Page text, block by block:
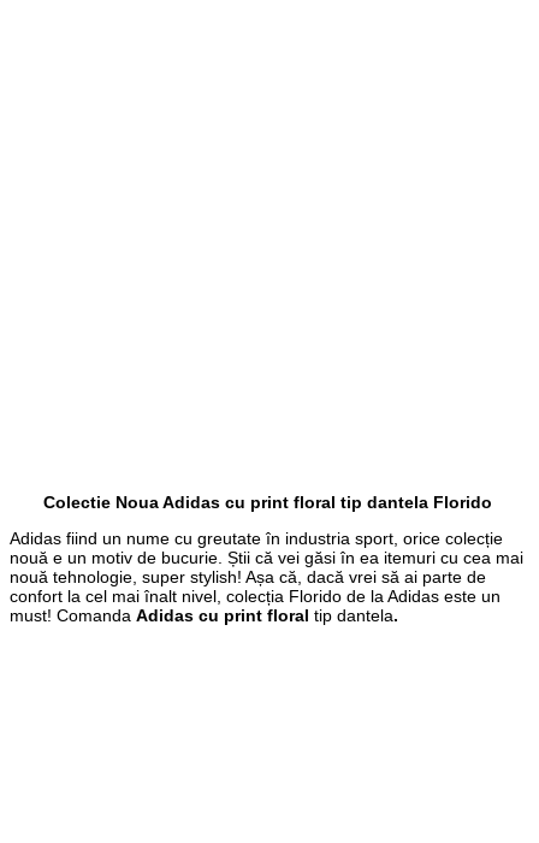
Colectie Noua Adidas cu print floral tip dantela Florido
Adidas fiind un nume cu greutate în industria sport, orice colecție
nouă e un motiv de bucurie. Știi că vei găsi în ea itemuri cu cea mai
nouă tehnologie, super stylish! Așa că, dacă vrei să ai parte de
confort la cel mai înalt nivel, colecția Florido de la Adidas este un
must! Comanda Adidas cu print floral tip dantela.